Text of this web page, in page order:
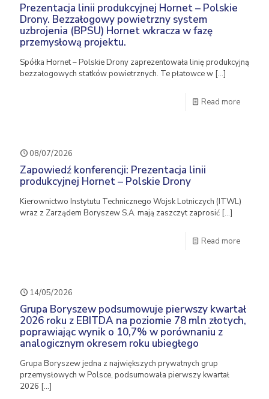
Prezentacja linii produkcyjnej Hornet – Polskie
Drony. Bezzałogowy powietrzny system
uzbrojenia (BPSU) Hornet wkracza w fazę
przemysłową projektu.
Spółka Hornet – Polskie Drony zaprezentowała linię produkcyjną
bezzałogowych statków powietrznych. Te płatowce w […]
Read more
08/07/2026
Zapowiedź konferencji: Prezentacja linii
produkcyjnej Hornet – Polskie Drony
Kierownictwo Instytutu Technicznego Wojsk Lotniczych (ITWL)
wraz z Zarządem Boryszew S.A. mają zaszczyt zaprosić […]
Read more
14/05/2026
Grupa Boryszew podsumowuje pierwszy kwartał
2026 roku z EBITDA na poziomie 78 mln złotych,
poprawiając wynik o 10,7% w porównaniu z
analogicznym okresem roku ubiegłego
Grupa Boryszew jedna z największych prywatnych grup
przemysłowych w Polsce, podsumowała pierwszy kwartał
2026 […]